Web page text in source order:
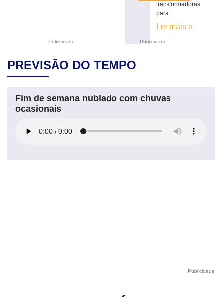
Publicidade Publicidade
transformadoras
para...
Ler mais »
PREVISÃO DO TEMPO
Fim de semana nublado com chuvas
ocasionais
Publicidade